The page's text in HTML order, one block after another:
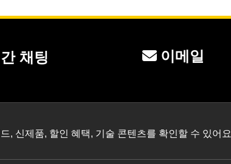
채팅 이메일
, 신제품, 할인 혜택, 기술 콘텐츠를 확인할 수 있어요